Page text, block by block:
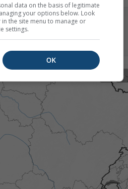
+
data on the basis of legitimate
your options below. Look
the site menu to manage or
settings.
OK